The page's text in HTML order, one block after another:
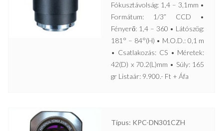
Fókusztávolság: 1,4 – 3,1mm •
Formátum: 1/3” CCD •
Fényerő: 1,4 – 360 • Látószög:
181° – 84°(H) • M.O.D.: 0,1 m
• Csatlakozás: CS • Méretek:
42(D) x 70.2(L)mm • Súly: 165
gr Listaár: 9.900.- Ft + Áfa
Típus: KPC-DN301CZH